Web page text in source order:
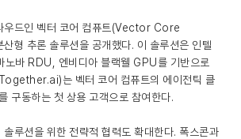
우드인 벡터 코어 컴퓨트(Vector Core
형 추론 솔루션을 공개했다. 이 솔루션은 인텔
노바 RDU, 엔비디아 블랙웰 GPU를 기반으로
는 벡터 코어 컴퓨트의 에이전틱 클
구동하는 첫 상용 고객으로 참여한다.
솔루션을 위한 전략적 협력도 확대한다. 폭스콘과